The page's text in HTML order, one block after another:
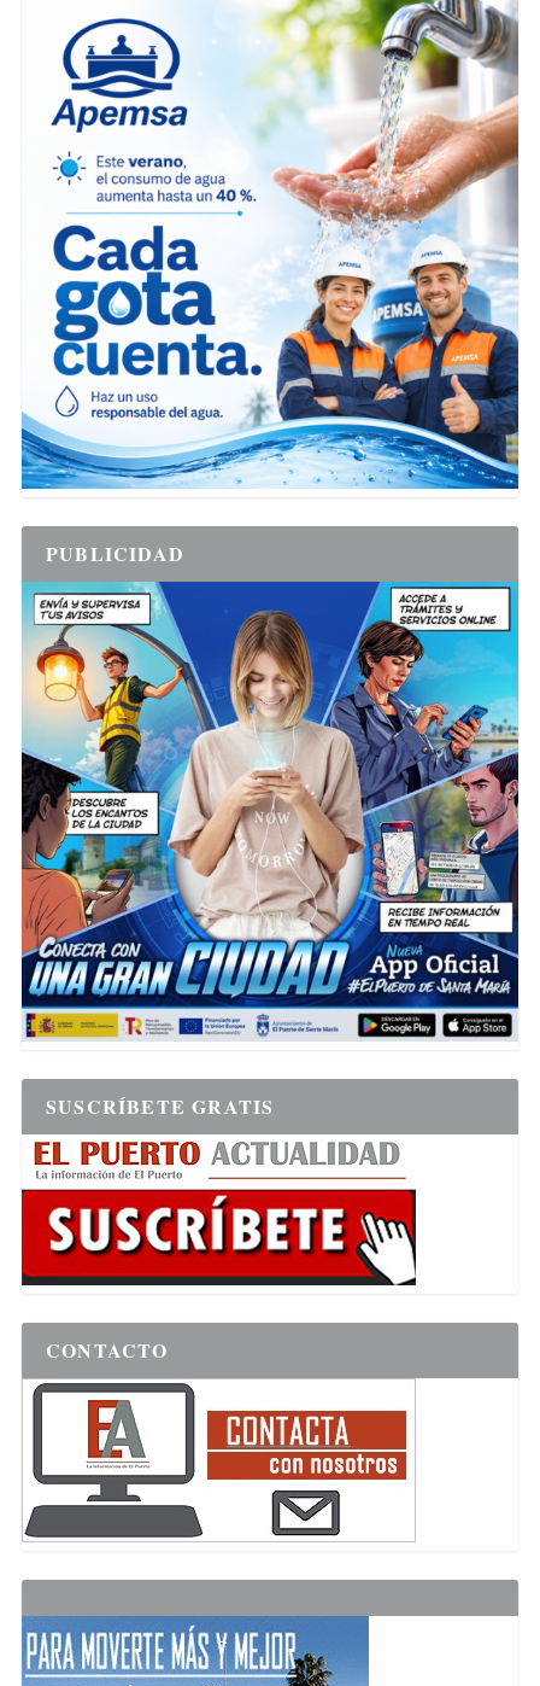
PUBLICIDAD
SUSCRÍBETE GRATIS
CONTACTO